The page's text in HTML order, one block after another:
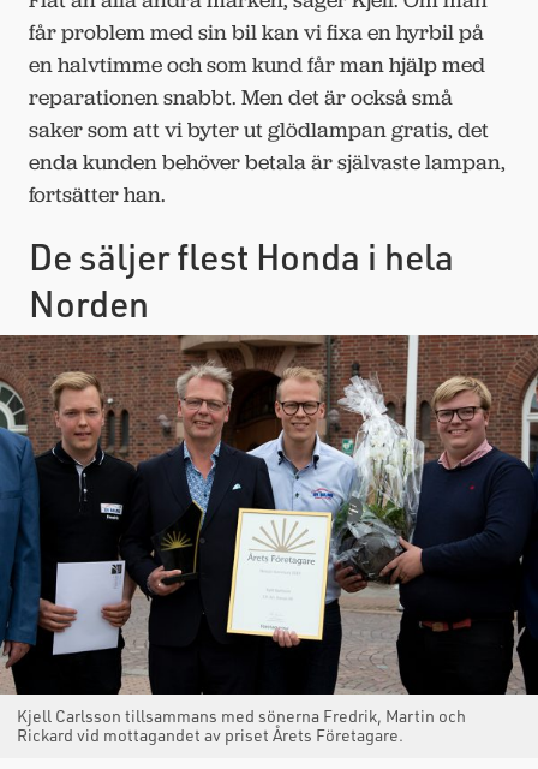
får problem med sin bil kan vi fixa en hyrbil på
en halvtimme och som kund får man hjälp med
reparationen snabbt. Men det är också små
saker som att vi byter ut glödlampan gratis, det
enda kunden behöver betala är självaste lampan,
fortsätter han.
De säljer flest Honda i hela
Norden
Kjell Carlsson tillsammans med sönerna Fredrik, Martin och
Rickard vid mottagandet av priset Årets Företagare.